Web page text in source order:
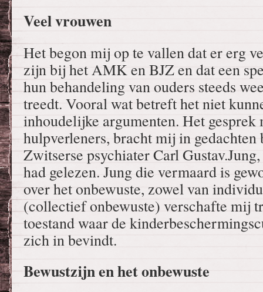
Veel vrouwen
Het begon mij op te vallen dat er erg
zijn bij het AMK en BJZ en dat een
hun behandeling van ouders steeds
treedt. Vooral wat betreft het niet
inhoudelijke argumenten. Het gesprek
hulpverleners, bracht mij in gedachten
Zwitserse psychiater Carl
had gelezen. Jung die vermaard is
over het onbewuste, zowel van
(collectief onbewuste) verschafte mij
toestand waar de
zich in bevindt.
Bewustzijn en het onbewuste